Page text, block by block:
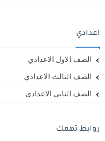
اعدادي
الصف الاول الاعدادي
الصف الثالث الاعدادي
الصف الثاني الاعدادي
روابط تهمك